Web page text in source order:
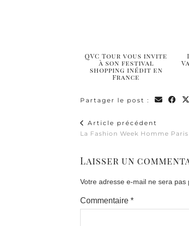
QVC Tour vous invite
à son festival
shopping inédit en
France
Partager le post :
Article précédent
La Fashion Week Homme
Laisser un
Votre adresse e-mail ne sera pas
Commentaire *